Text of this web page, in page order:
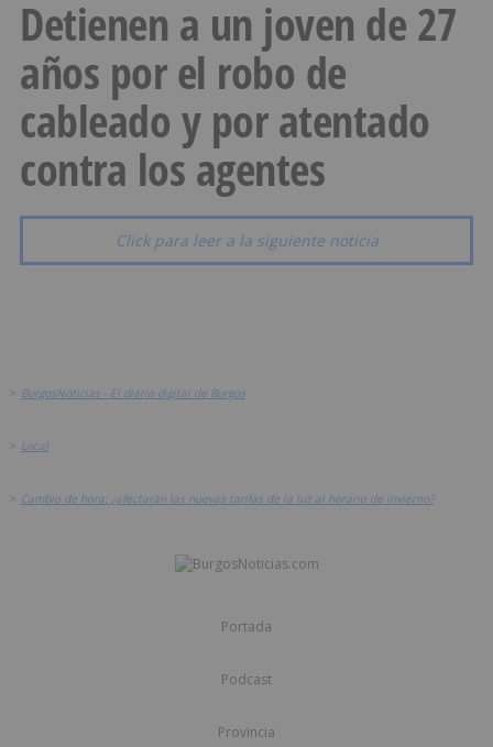
Detienen a un joven de 27
años por el robo de
cableado y por atentado
contra los agentes
Click para leer a la siguiente noticia
> BurgosNoticias - El diario digital de Burgos
> Local
> Cambio de hora: ¿afectarán las nuevas tarifas de la luz al horario de invierno?
Portada
Podcast
Provincia